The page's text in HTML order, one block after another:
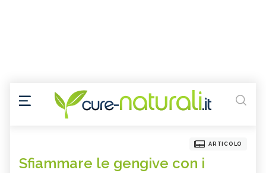
ARTICOLO
Sfiammare le gengive con i